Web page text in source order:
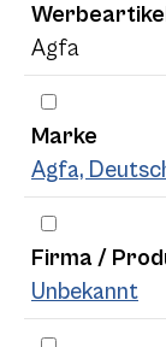
Agfa
Marke
Agfa,
Firma /
Unbekannt